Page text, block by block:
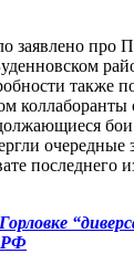
заявлено про
также
коллаборанты
бои
очередные
последнего
РФ